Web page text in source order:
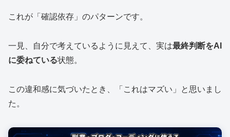
これが「確認依存」のパターンです。
一見、自分で考えているように見えて、実は最終判断をAI
に委ねている状態。
この違和感に気づいたとき、「これはマズい」と思いまし
た。